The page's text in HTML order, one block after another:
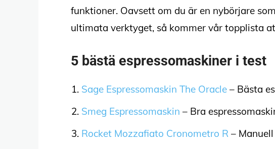
funktioner. Oavsett om du är en nybörjare
ultimata verktyget, så kommer vår topplista
5 bästä espressomaskiner i test
Sage Espressomaskin The Oracle – Bästa
Smeg Espressomaskin – Bra
Rocket Mozzafiato Cronometro R –